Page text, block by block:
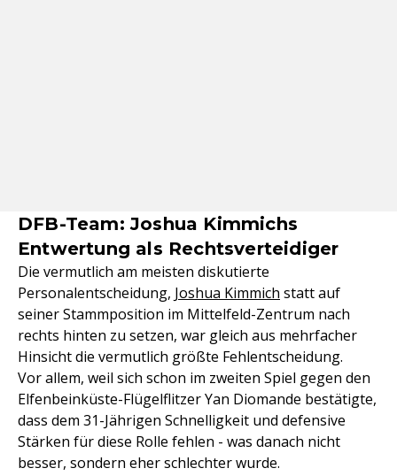
DFB-Team: Joshua Kimmichs
Entwertung als Rechtsverteidiger
Die vermutlich am meisten diskutierte
Personalentscheidung, Joshua Kimmich statt auf
seiner Stammposition im Mittelfeld-Zentrum nach
rechts hinten zu setzen, war gleich aus mehrfacher
Hinsicht die vermutlich größte Fehlentscheidung.
Vor allem, weil sich schon im zweiten Spiel gegen den
Elfenbeinküste-Flügelflitzer Yan Diomande bestätigte,
dass dem 31-Jährigen Schnelligkeit und defensive
Stärken für diese Rolle fehlen - was danach nicht
besser, sondern eher schlechter wurde.